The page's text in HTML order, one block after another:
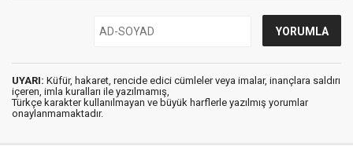
UYARI: Küfür, hakaret, rencide edici cümleler veya imalar, inançlara saldırı
içeren, imla kuralları ile yazılmamış,
Türkçe karakter kullanılmayan ve büyük harflerle yazılmış yorumlar
onaylanmamaktadır.